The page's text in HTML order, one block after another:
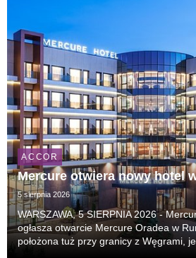
ACCOR
Mercure otwiera nowy hotel
5 sierpnia 2026
WARSZAWA, 5 SIERPNIA 2026 -
ogłasza otwarcie Mercure Oradea w
położona tuż przy granicy z Węgrami,